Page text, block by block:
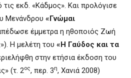
εκδ. «Κάδμος». Και προλόγισε
Μενάνδρου «Γνώμαι
έμμετρα η ηθοποιός Ζωή
Η μελέτη του «Η Γαύδος και τα
στην ετήσια έκδοση του
(τ. 2ος, περ. 3η, Χανιά 2008)